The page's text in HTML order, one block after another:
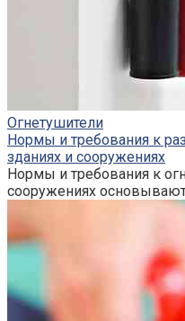
Огнетушители
Нормы и требования к
зданиях и сооружениях
Нормы и требования к
сооружениях